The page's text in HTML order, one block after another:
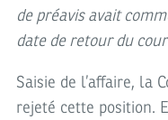
de préavis avait
date de retour du
Saisie de l’affaire, la
rejeté cette position.